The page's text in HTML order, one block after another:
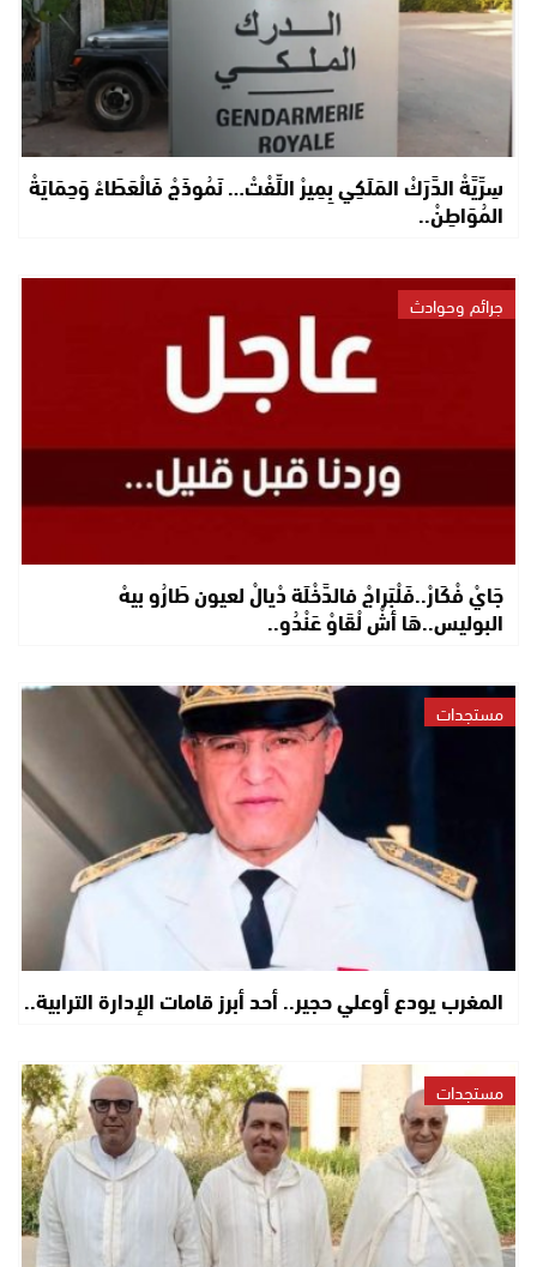
سِرِّيَّةْ الدَّرَكْ المَلَكِي بِمِيرْ اللِّفْتْ… نَمُوذَجْ فَالْعَطَاءْ وَحِمَايَةْ
المُوَاطِنْ..
جرائم وحوادث
جَايْ فْكَارْ..فَلْبَراجْ فالدَّخْلَة دْيالْ لعيون طَارُو بيهْ
البوليس..هَا أشْ لْقَاوْ عَنْدُو..
مستجدات
المغرب يودع أوعلي حجير.. أحد أبرز قامات الإدارة الترابية..
مستجدات